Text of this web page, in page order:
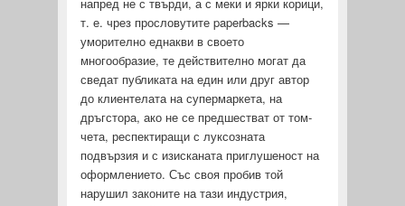
т. е. чрез прословутите paperbacks —
умори­телно еднакви в своето
многообразие, те действително могат да
сведат публиката на един или друг автор
до клиентелата на супермаркета, на
дръгстора, ако не се предшестват от том­
чета, респектиращи с луксозната
подвързия и с изисканата приглушеност на
оформлението. Със своя пробив той
нарушил законите на тази индустрия,